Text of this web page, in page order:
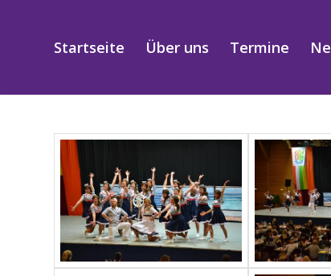
Startseite Über uns Termine